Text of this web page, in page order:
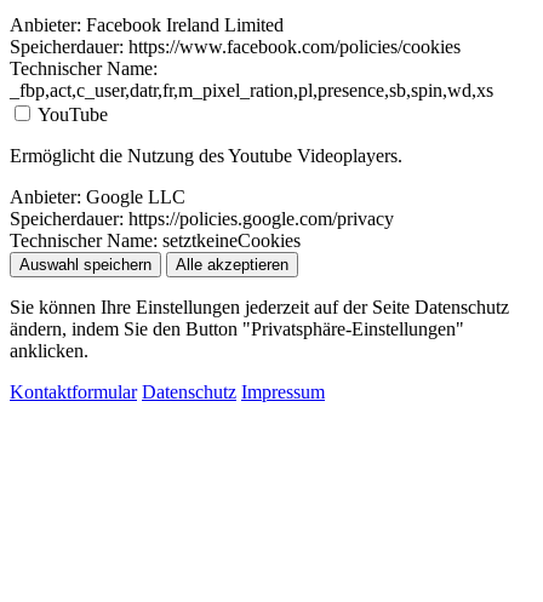
Anbieter: Facebook Ireland Limited
Speicherdauer: https://www.facebook.com/policies/cookies
Technischer Name:
_fbp,act,c_user,datr,fr,m_pixel_ration,pl,presence,sb,spin,wd,xs
YouTube
Ermöglicht die Nutzung des Youtube Videoplayers.
Anbieter: Google LLC
Speicherdauer: https://policies.google.com/privacy
Technischer Name: setztkeineCookies
Auswahl speichern Alle akzeptieren
Sie können Ihre Einstellungen jederzeit auf der Seite Datenschutz
ändern, indem Sie den Button "Privatsphäre-Einstellungen"
anklicken.
Kontaktformular Datenschutz Impressum